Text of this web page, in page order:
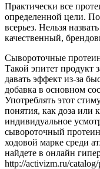
Практически все
определенной цели.
всерьез. Нельзя
качественный,
Сывороточные
Такой эпитет продукт
давать эффект из-за
добавка в основном
Употреблять этот
понятия, как доза или
индивидуальное
сывороточный
ходовой марке среди
найдете в онлайн
http://activizm.ru/catalog/